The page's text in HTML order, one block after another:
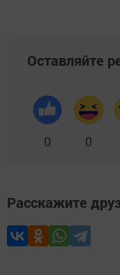
Оставляйте
0 0
Расскажите